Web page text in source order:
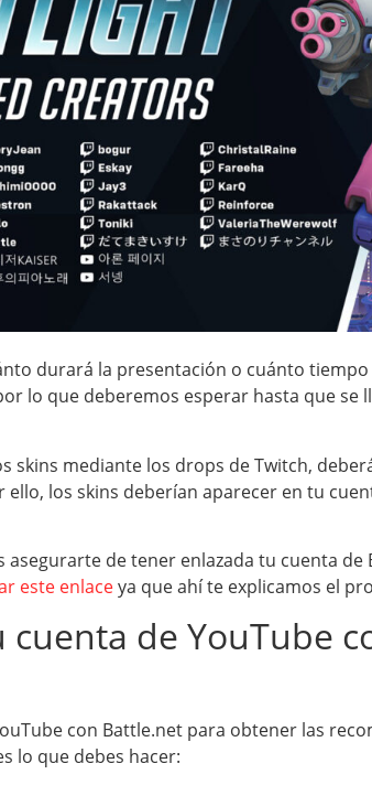
durará la presentación o cuánto
lo que deberemos esperar hasta que se
skins mediante los drops de Twitch,
ello, los skins deberían aparecer en tu
asegurarte de tener enlazada tu cuenta de
este enlaceya que ahí te explicamos el
de YouTube
con Battle.net para obtener las
lo que debes hacer: